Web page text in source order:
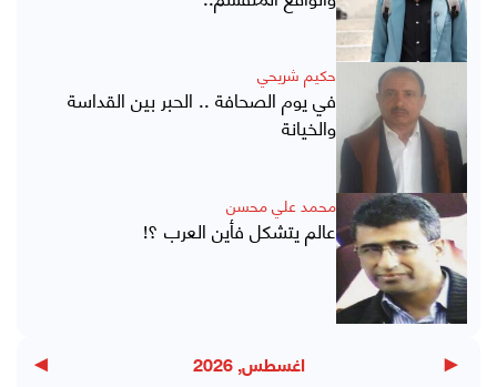
حكيم شريحي
في يوم الصحافة .. الحبر بين القداسة
والخيانة
محمد علي محسن
عالم يتشكل فأين العرب ؟!
◀ اغسطس, 2026 ▶